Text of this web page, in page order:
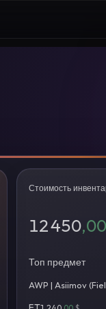
Стоимость
12 450,00
Топ предмет
AWP | Asiimov